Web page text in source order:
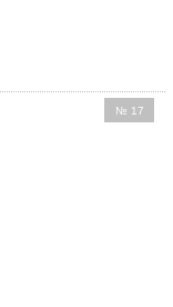
№ 17